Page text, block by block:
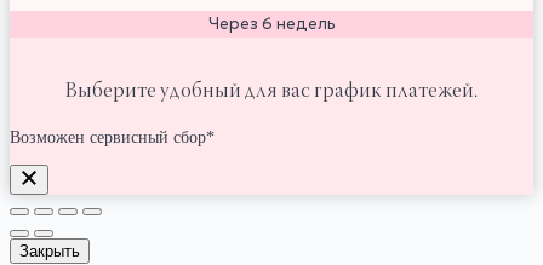
Через 6 недель
Выберите удобный для вас график платежей.
Возможен сервисный сбор*
Закрыть